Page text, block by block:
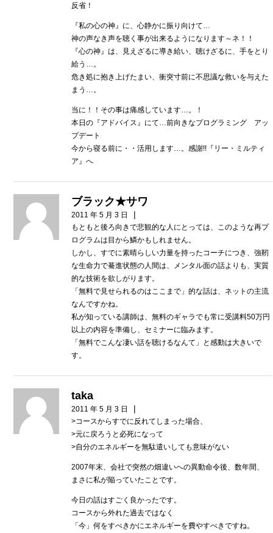
反省！
『私の心の神』に、心静かに振り向けて…
神の声なき声を聴く事が出来るようになります～ネ！！
『心の神』は、見えざるに導き給い、聴けざるに、手をとり
給う…。
危き処に抱き上げたまい、衝突寸前に不思議な救いを与えた
まう…。
当に！！その事は痛感しています…。！
本日の『アドバイス』にて…前向きなプログラミング アッ
プデート
今から寝る前に・・活用します…。感謝!!『リー・ミルティ
ア』へ
ブラック★サワ
2011 年 5 月 3 日 |
もともと後ろ向きで悲観的な人にとっては、このような再プ
ログラムは目から鱗かもしれません。
しかし、すでに素晴らしい力量を持ったコーチにつき、強靭
な生命力で驀進状態の人間は、メンタル面の話よりも、実質
的な技術を欲しがります。
「無料で見せられるのはここまで」的な話は、ネットの主流
なんですかね。
私が知っている講師は、無料のギャラでも常に受講料50万円
以上の内容を準備し、セミナーに臨みます。
「無料でこんな凄い話を聴けるなんて」と感動は大きいで
す。
taka
2011 年 5 月 3 日 |
>コースからすでに反れてしまった場合、
>元に戻ろうと必死になって
>自分のエネルギーを無駄遣いしても意味がない
2007年末、会社で突然の畑違いへの異動命令後、数年間、
まさに私が陥っていたことです。
今日の話はすごく良かったです。
コースから外れた過去ではなく
「今」何をすべきかにエネルギーを費やすべきですね。